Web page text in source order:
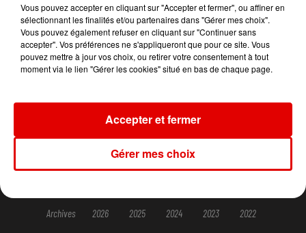
ACCUEIL RADIO INFOS JEUX
AGENDA PODCASTS CONTACT
© SARL SCOP RVM - Tous droits réservés
Gestion des cookies Plan du site
Archives 2026 2025 2024 2023 2022
Vous pouvez accepter en cliquant sur "Accepter et fermer", ou affiner en
sélectionnant les finalités et/ou partenaires dans "Gérer mes choix".
Vous pouvez également refuser en cliquant sur "Continuer sans
accepter". Vos préférences ne s'appliqueront que pour ce site. Vous
pouvez mettre à jour vos choix, ou retirer votre consentement à tout
moment via le lien "Gérer les cookies" situé en bas de chaque page.
Gérer mes choix
Accepter et fermer